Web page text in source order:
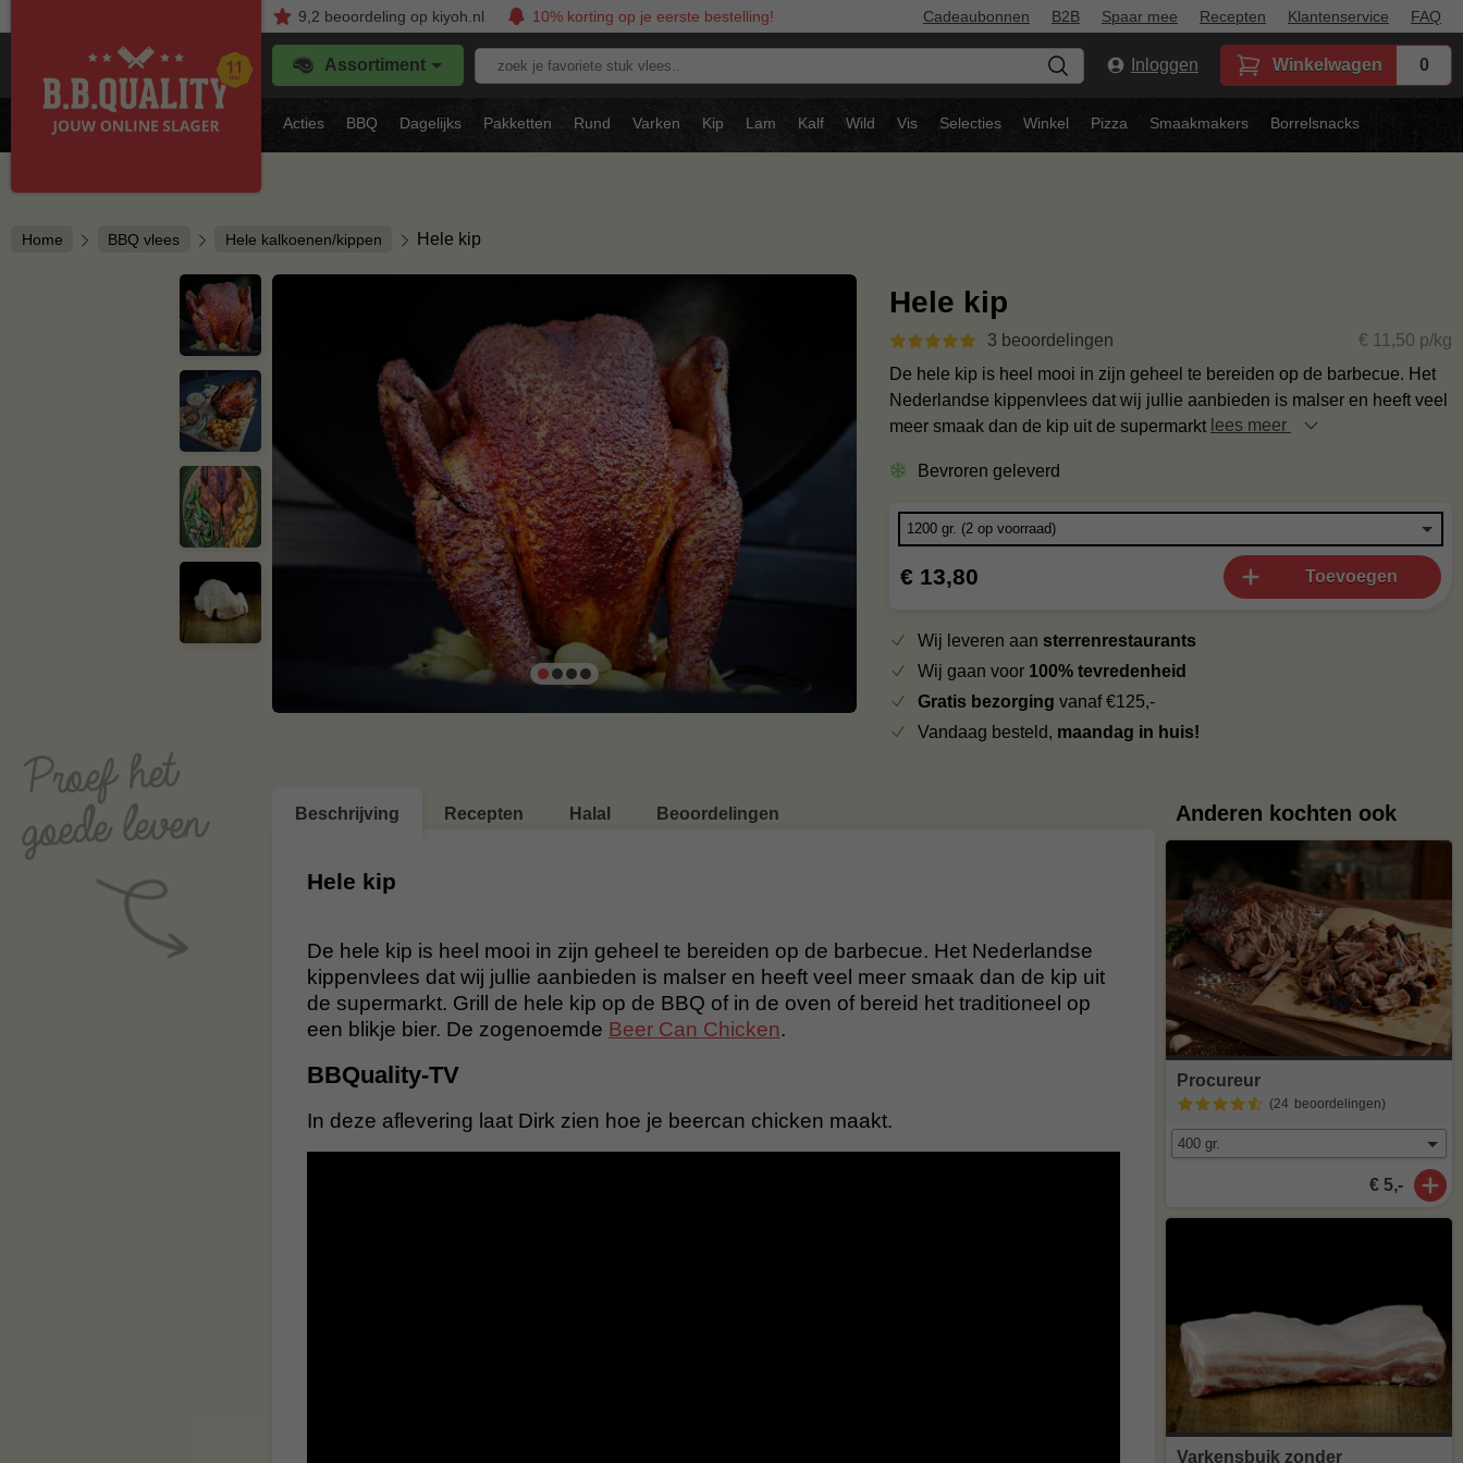
9,2 beoordelingop kiyoh.nl 10% korting op je eerste bestelling! Cadeaubonnen B2B Spaar mee Recepten Klantenservice FAQ
Assortiment
Zoek
stuk
vlees..
Inloggen Winkelwagen 0
Acties BBQ Dagelijks Pakketten Rund Varken Kip Lam Kalf Wild Vis Selecties Winkel Pizza Smaakmakers Borrelsnacks
Home BBQ vlees Hele kalkoenen/kippen Hele kip
Hele kip
3 beoordelingen
€ 11,50 p/kg
De hele kip is heel mooi in zijn geheel te bereiden op de barbecue. Het
Nederlandse kippenvlees dat wij jullie aanbieden is malser en heeft veel
meer smaak dan de kip uit de supermarkt lees meer
Bevroren geleverd
€ 13,80 Toevoegen
Wij leveren aan sterrenrestaurants
Wij gaan voor 100% tevredenheid
Gratis bezorging vanaf €125,-
Vandaag besteld, maandag in huis!
Beschrijving Recepten Halal Beoordelingen
Hele kip
De hele kip is heel mooi in zijn geheel te bereiden op de barbecue. Het Nederlandse
kippenvlees dat wij jullie aanbieden is malser en heeft veel meer smaak dan de kip uit
de supermarkt. Grill de hele kip op de BBQ of in de oven of bereid het traditioneel op
een blikje bier. De zogenoemde Beer Can Chicken.
BBQuality-TV
In deze aflevering laat Dirk zien hoe je beercan chicken maakt.
Anderen kochten ook
Procureur
(24 beoordelingen)
€ 5,-
Varkensbuik zonder